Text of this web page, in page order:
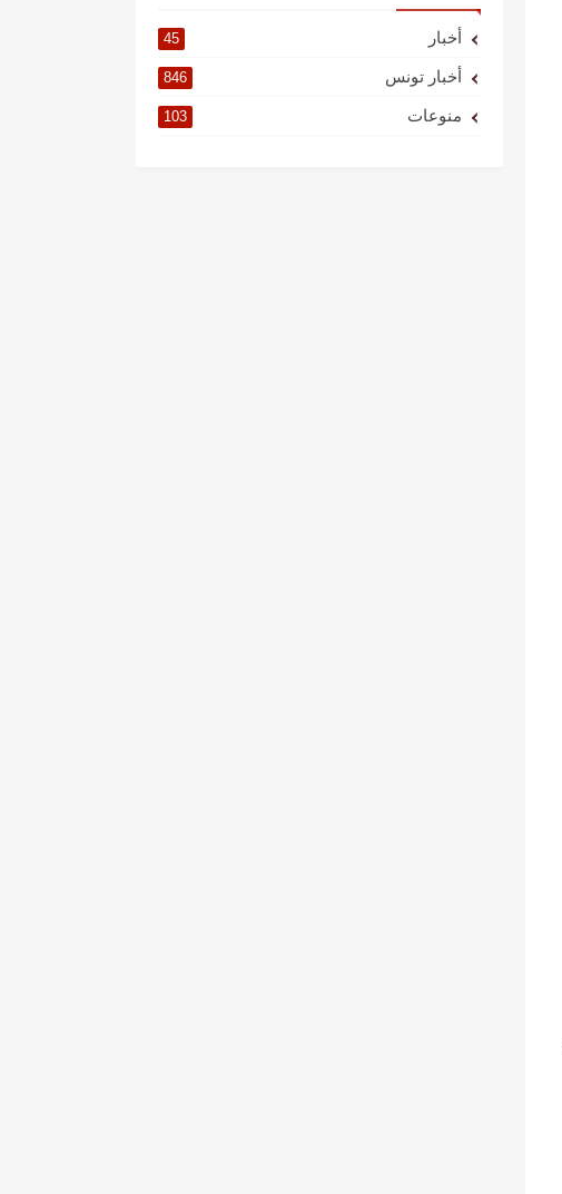
أخبار 45
أخبار تونس 846
منوعات 103